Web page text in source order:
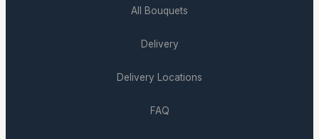
All Bouquets
Delivery
Delivery Locations
FAQ